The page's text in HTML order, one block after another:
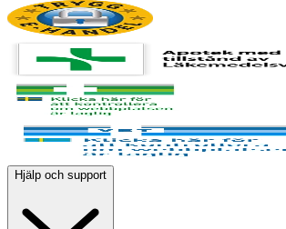
Hjälp och support